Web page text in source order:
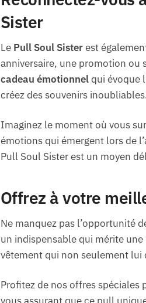
Sister
Le Pull Soul Sisterest
anniversaire, une promotion ou
cadeau émotionnelqui évoque
créez des souvenirs
Imaginez le moment où vous
émotions qui émergent lors de
Pull Soul Sister est un moyen
Offrez à votre
Ne manquez pas l’opportunité
un indispensable qui mérite une
vêtement qui non seulement lui
Profitez de nos offres